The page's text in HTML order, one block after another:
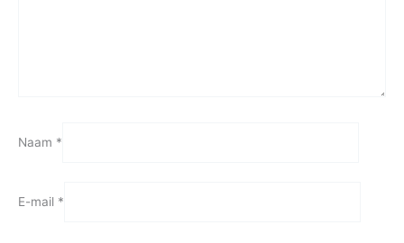
Naam *
E-mail *